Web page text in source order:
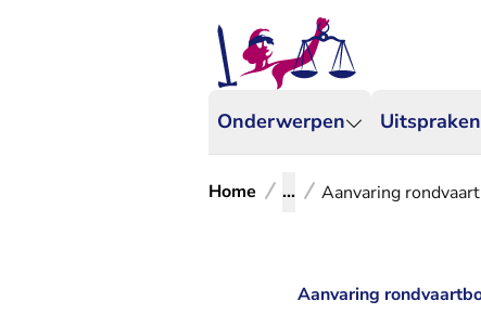
Onderwerpen
Home ... Aanvaring
Aanvaring